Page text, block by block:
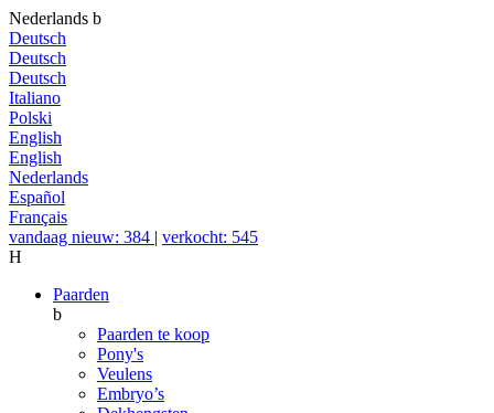
Nederlands b
Deutsch
Deutsch
Deutsch
Italiano
Polski
English
English
Nederlands
Español
Français
vandaag nieuw: 384 | verkocht: 545
H
Paarden
b
Paarden te koop
Pony's
Veulens
Embryo’s